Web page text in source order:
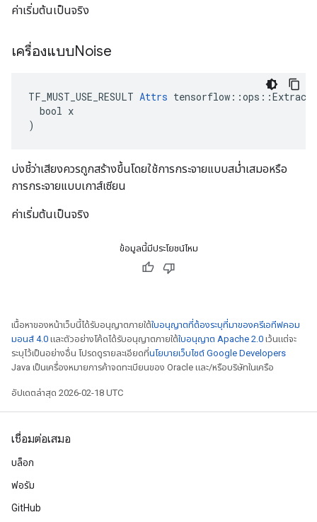
ค่าเริ่มต้นเป็นจริง
เครื่องแบบNoise
TF_MUST_USE_RESULT Attrs
  bool x
)
บ่งชี้ว่าเสียงควรถูกสร้างขึ้นโดยใช้การกระจายแบบสม่ำเสมอหรือ
การกระจายแบบเกาส์เซียน
ค่าเริ่มต้นเป็นจริง
ข้อมูลนี้มีประโยชน์ไหม
เนื้อหาของหน้าเว็บนี้ได้รับอนุญาตภายใต้ใบอนุญาตที่ต้องระบุที่มาของครีเอทีฟคอม
มอนส์ 4.0 และตัวอย่างโค้ดได้รับอนุญาตภายใต้ใบอนุญาต Apache 2.0 เว้นแต่จะ
ระบุไว้เป็นอย่างอื่น โปรดดูรายละเอียดที่นโยบายเว็บไซต์ Google Developers
Java เป็นเครื่องหมายการค้าจดทะเบียนของ Oracle และ/หรือบริษัทในเครือ
อัปเดตล่าสุด 2026-02-18 UTC
เชื่อมต่อเสมอ
บล็อก
ฟอรัม
GitHub